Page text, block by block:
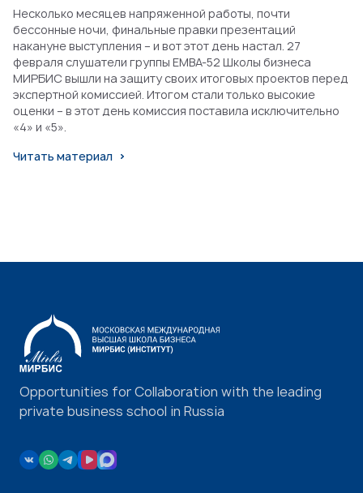
Несколько месяцев напряженной работы, почти
бессонные ночи, финальные правки презентаций
накануне выступления – и вот этот день настал. 27
февраля слушатели группы EMBA-52 Школы бизнеса
МИРБИС вышли на защиту своих итоговых проектов перед
экспертной комиссией. Итогом стали только высокие
оценки – в этот день комиссия поставила исключительно
«4» и «5».
Читать материал
Opportunities for Collaboration with the leading
private business school in Russia